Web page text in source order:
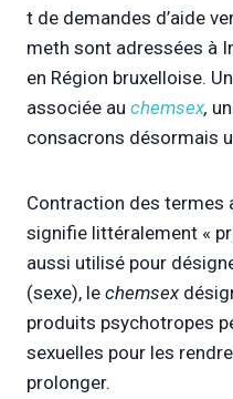
t de demandes d’aide
meth sont adressées à
en Région bruxelloise.
associée au chemsex,
consacrons désormais
Contraction des termes
signifie littéralement «
aussi utilisé pour
(sexe), le chemsex
produits psychotropes
sexuelles pour les
prolonger.